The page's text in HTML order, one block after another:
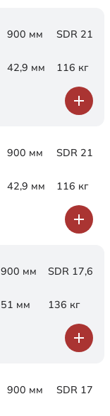
900 мм SDR 21
42,9 мм 116 кг
900 мм SDR 21
42,9 мм 116 кг
900 мм SDR 17,6
51 мм 136 кг
900 мм SDR 17